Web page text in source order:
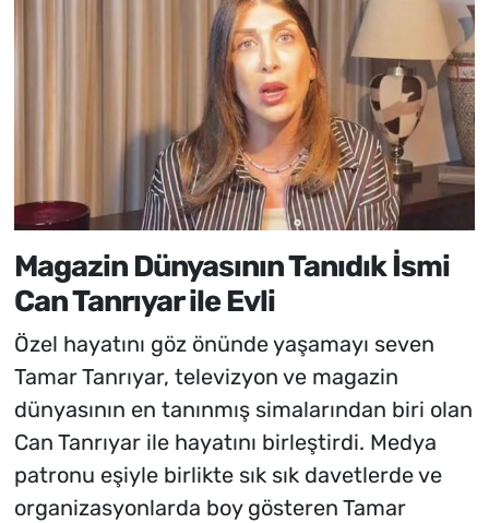
Magazin Dünyasının Tanıdık İsmi
Can Tanrıyar ile Evli
Özel hayatını göz önünde yaşamayı seven
Tamar Tanrıyar, televizyon ve magazin
dünyasının en tanınmış simalarından biri olan
Can Tanrıyar ile hayatını birleştirdi. Medya
patronu eşiyle birlikte sık sık davetlerde ve
organizasyonlarda boy gösteren Tamar